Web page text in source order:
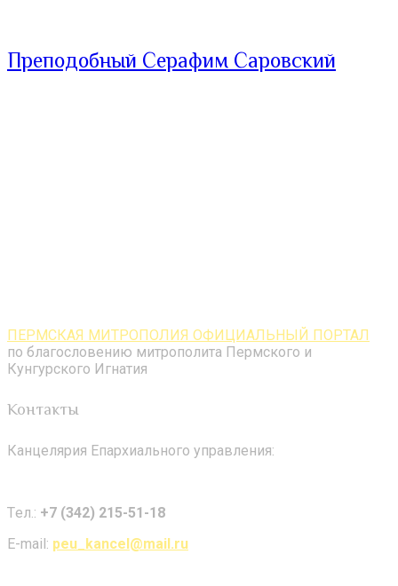
Преподобный Серафим Саровский
ПЕРМСКАЯ МИТРОПОЛИЯ ОФИЦИАЛЬНЫЙ ПОРТАЛ
по благословению митрополита Пермского и
Кунгурского Игнатия
Контакты
Канцелярия Епархиального управления:
Tел.: +7 (342) 215-51-18
E-mail: peu_kancel@mail.ru